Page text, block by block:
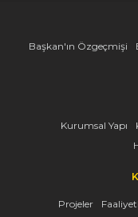
Başkan'ın Özgeçmişi
Kurumsal Yapı
Projeler